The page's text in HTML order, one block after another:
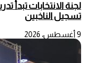
لجنة الانتخابات تبدأ
تسجيل الناخبين
9 أغسطس، 2026